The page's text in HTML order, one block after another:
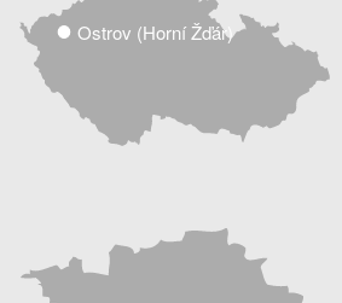
Ostrov (Horní Žďár)